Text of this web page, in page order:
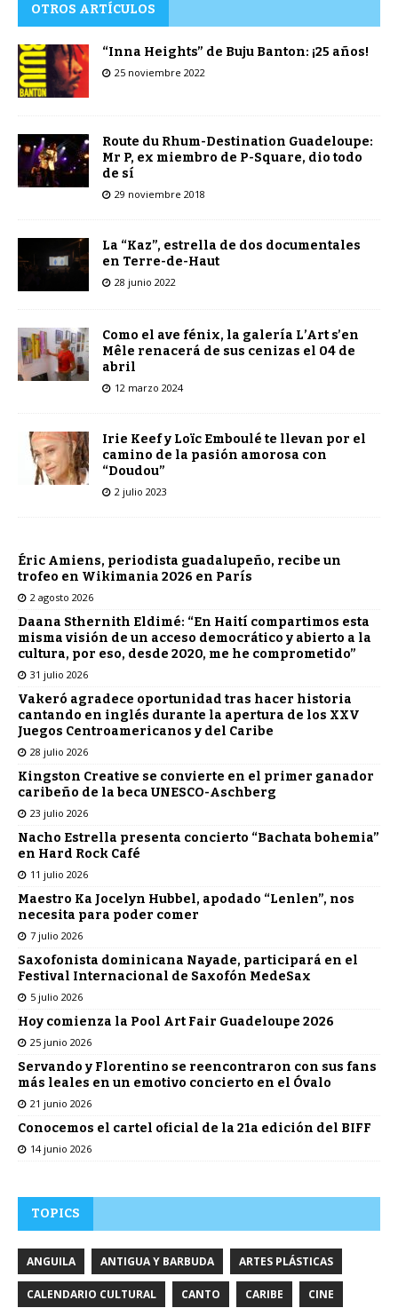
OTROS ARTÍCULOS
“Inna Heights” de Buju Banton: ¡25 años!
25 noviembre 2022
Route du Rhum-Destination Guadeloupe:
Mr P, ex miembro de P-Square, dio todo
de sí
29 noviembre 2018
La “Kaz”, estrella de dos documentales
en Terre-de-Haut
28 junio 2022
Como el ave fénix, la galería L’Art s’en
Mêle renacerá de sus cenizas el 04 de
abril
12 marzo 2024
Irie Keef y Loïc Emboulé te llevan por el
camino de la pasión amorosa con
“Doudou”
2 julio 2023
Éric Amiens, periodista guadalupeño, recibe un
trofeo en Wikimania 2026 en París
2 agosto 2026
Daana Sthernith Eldimé: “En Haití compartimos esta
misma visión de un acceso democrático y abierto a la
cultura, por eso, desde 2020, me he comprometido”
31 julio 2026
Vakeró agradece oportunidad tras hacer historia
cantando en inglés durante la apertura de los XXV
Juegos Centroamericanos y del Caribe
28 julio 2026
Kingston Creative se convierte en el primer ganador
caribeño de la beca UNESCO-Aschberg
23 julio 2026
Nacho Estrella presenta concierto “Bachata bohemia”
en Hard Rock Café
11 julio 2026
Maestro Ka Jocelyn Hubbel, apodado “Lenlen”, nos
necesita para poder comer
7 julio 2026
Saxofonista dominicana Nayade, participará en el
Festival Internacional de Saxofón MedeSax
5 julio 2026
Hoy comienza la Pool Art Fair Guadeloupe 2026
25 junio 2026
Servando y Florentino se reencontraron con sus fans
más leales en un emotivo concierto en el Óvalo
21 junio 2026
Conocemos el cartel oficial de la 21a edición del BIFF
14 junio 2026
TOPICS
ANGUILA ANTIGUA Y BARBUDA ARTES PLÁSTICAS
CALENDARIO CULTURAL CANTO CARIBE CINE